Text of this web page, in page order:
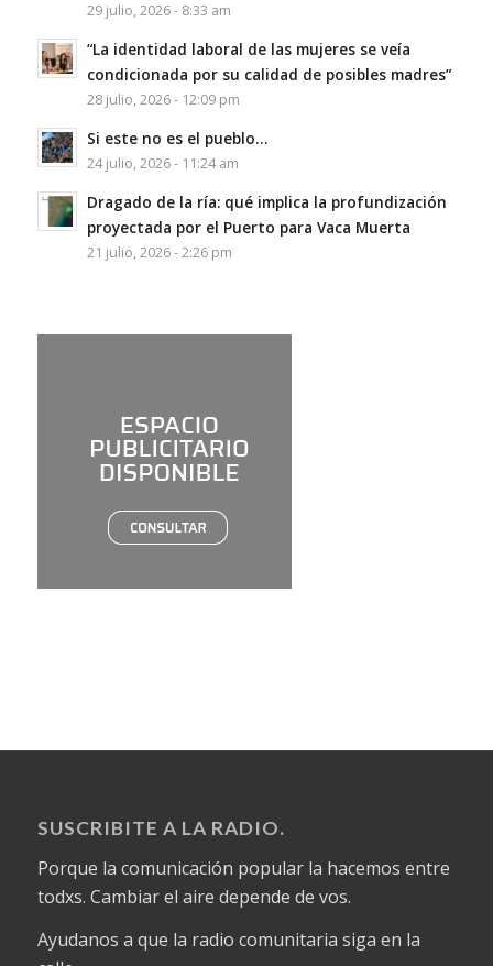
29 julio, 2026 - 8:33 am
“La identidad laboral de las mujeres se veía
condicionada por su calidad de posibles madres”
28 julio, 2026 - 12:09 pm
Si este no es el pueblo…
24 julio, 2026 - 11:24 am
Dragado de la ría: qué implica la profundización
proyectada por el Puerto para Vaca Muerta
21 julio, 2026 - 2:26 pm
SUSCRIBITE A LA RADIO.
Porque la comunicación popular la hacemos entre
todxs. Cambiar el aire depende de vos.
Ayudanos a que la radio comunitaria siga en la